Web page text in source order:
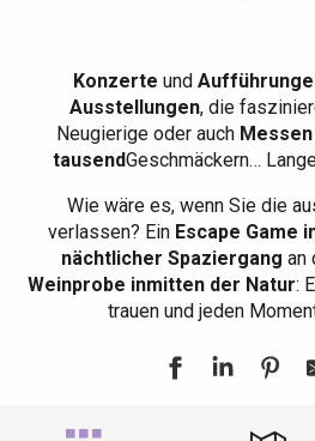
Konzerte und
Ausstellungen, die
Neugierige oder auch
tausendGeschmäckern…
Wie wäre es, wenn Sie die
verlassen? EinEscape Game
nächtlicher Spaziergang an
Weinprobe inmitten der Natur:
trauen und jeden